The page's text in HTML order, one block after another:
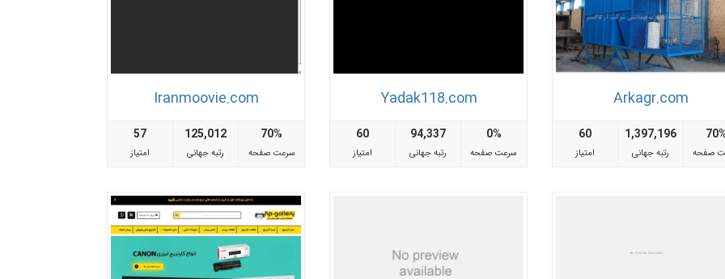
Arkagr.com
60
امتیاز
1,397,196
رتبه جهانی صفحه
Yadak118.com
60
امتیاز
94,337
رتبه جهانی
0%
سرعت صفحه
Iranmoovie.com
57
امتیاز
125,012
رتبه جهانی
70%
سرعت صفحه